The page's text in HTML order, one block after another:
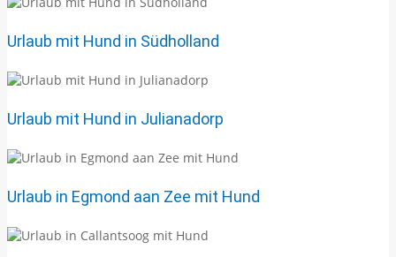
Urlaub mit Hund in Südholland
Urlaub mit Hund in Julianadorp
Urlaub in Egmond aan Zee mit Hund